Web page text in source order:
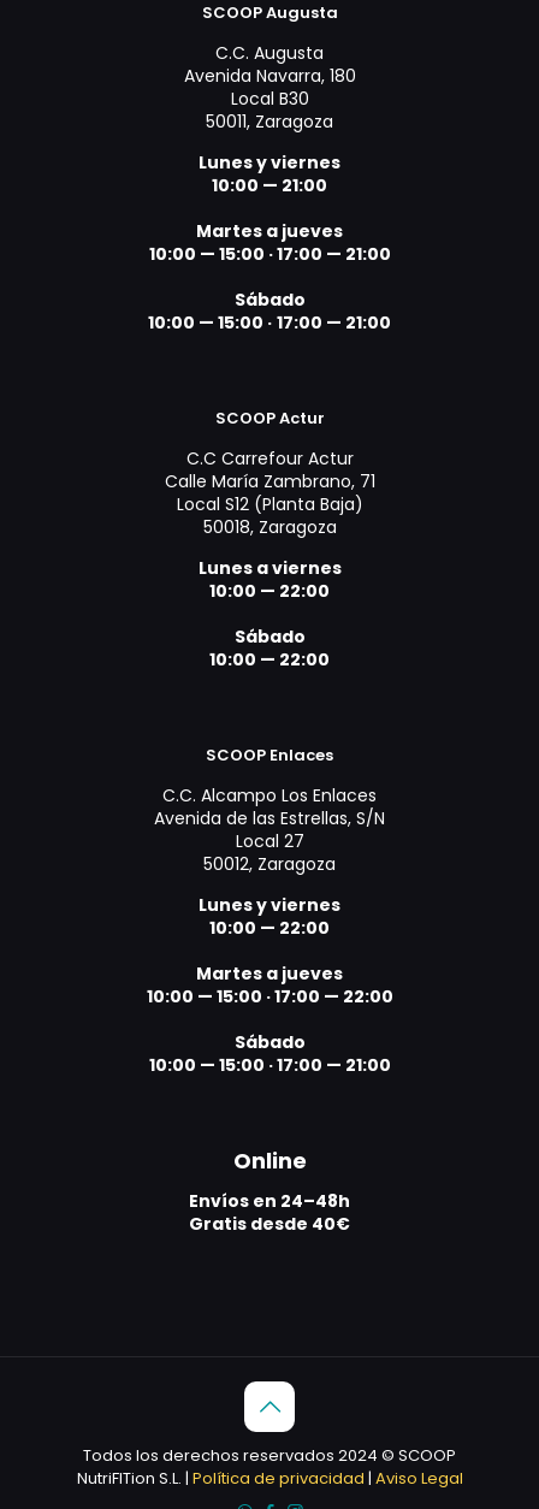
SCOOP Augusta
C.C. Augusta
Avenida Navarra, 180
Local B30
50011, Zaragoza
Lunes y viernes
10:00 — 21:00
Martes a jueves
10:00 — 15:00 ·17:00 — 21:00
Sábado
10:00 — 15:00 · 17:00 — 21:00
SCOOP Actur
C.C Carrefour Actur
Calle María Zambrano, 71
Local S12 (Planta Baja)
50018, Zaragoza
Lunes a viernes
10:00 — 22:00
Sábado
10:00 — 22:00
SCOOP Enlaces
C.C. Alcampo Los Enlaces
Avenida de las Estrellas, S/N
Local 27
50012, Zaragoza
Lunes y viernes
10:00 — 22:00
Martes a jueves
10:00 — 15:00 ·17:00 — 22:00
Sábado
10:00 — 15:00 ·17:00 — 21:00
Online
Envíos en 24–48h
Gratis desde 40€
Todos los derechos reservados 2024 © SCOOP
NutriFITion S.L. | Política de privacidad | Aviso Legal